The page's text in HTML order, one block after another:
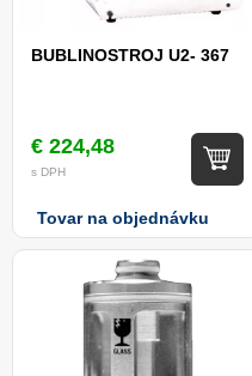
BUBLINOSTROJ U2- 367
€ 224,48
s DPH
Tovar na objednávku